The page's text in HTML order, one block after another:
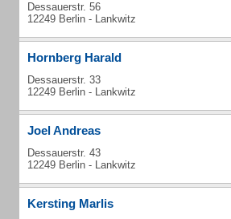
Dessauerstr. 56
12249 Berlin - Lankwitz
Hornberg Harald
Dessauerstr. 33
12249 Berlin - Lankwitz
Joel Andreas
Dessauerstr. 43
12249 Berlin - Lankwitz
Kersting Marlis